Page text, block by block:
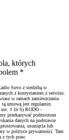
których
*
Sovo z siedzibą w
z korzystaniem z serwisu.
w ramach zamieszczania
tą umową jest regulamin
ust. 1 lit b) RODO -
przekazywać podmiotom
danych na podstawie
usunięcia lub
w polityce prywatności. Tam
z tych praw.